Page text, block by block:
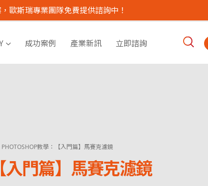
歐斯瑞專業團隊免費提供諮詢中！
成功案例 產業新訊 立即諮詢
PHOTOSHOP教學：【入門篇】馬賽克濾鏡
門篇】馬賽克濾鏡